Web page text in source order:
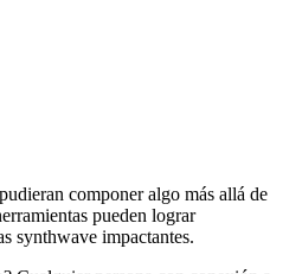
componer algo más allá de
pueden lograr
synthwave impactantes.